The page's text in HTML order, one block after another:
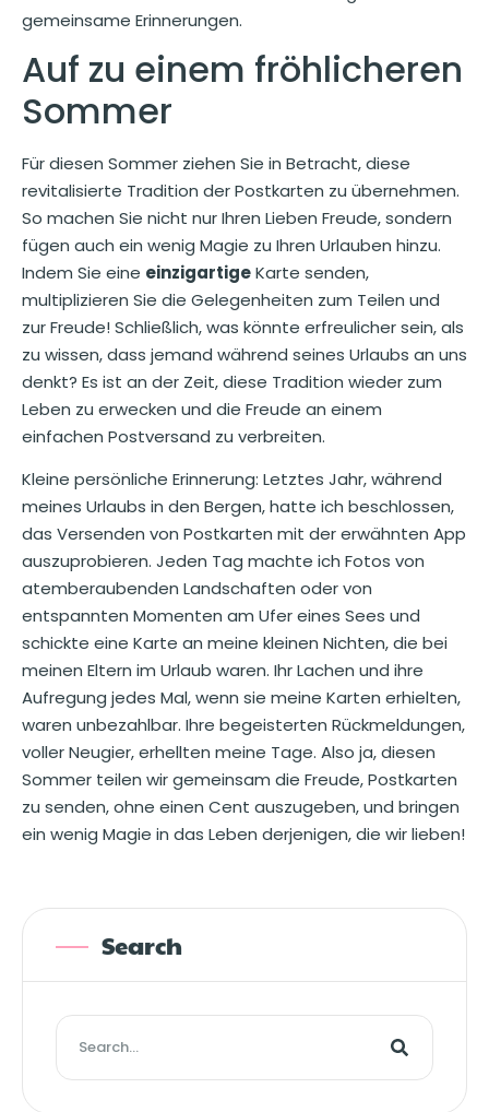
gemeinsame Erinnerungen.
Auf zu einem fröhlicheren
Sommer
Für diesen Sommer ziehen Sie in Betracht, diese
revitalisierte Tradition der Postkarten zu übernehmen.
So machen Sie nicht nur Ihren Lieben Freude, sondern
fügen auch ein wenig Magie zu Ihren Urlauben hinzu.
Indem Sie eine einzigartigeKarte senden,
multiplizieren Sie die Gelegenheiten zum Teilen und
zur Freude! Schließlich, was könnte erfreulicher sein, als
zu wissen, dass jemand während seines Urlaubs an uns
denkt? Es ist an der Zeit, diese Tradition wieder zum
Leben zu erwecken und die Freude an einem
einfachen Postversand zu verbreiten.
Kleine persönliche Erinnerung: Letztes Jahr, während
meines Urlaubs in den Bergen, hatte ich beschlossen,
das Versenden von Postkarten mit der erwähnten App
auszuprobieren. Jeden Tag machte ich Fotos von
atemberaubenden Landschaften oder von
entspannten Momenten am Ufer eines Sees und
schickte eine Karte an meine kleinen Nichten, die bei
meinen Eltern im Urlaub waren. Ihr Lachen und ihre
Aufregung jedes Mal, wenn sie meine Karten erhielten,
waren unbezahlbar. Ihre begeisterten Rückmeldungen,
voller Neugier, erhellten meine Tage. Also ja, diesen
Sommer teilen wir gemeinsam die Freude, Postkarten
zu senden, ohne einen Cent auszugeben, und bringen
ein wenig Magie in das Leben derjenigen, die wir lieben!
Search